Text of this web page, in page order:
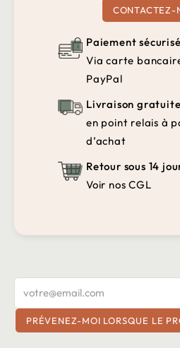
CONTACTEZ-
Paiement sécurisé
Via carte
PayPal
Livraison gratuite
en point relais à
d’achat
Retour sous 14
Voir nos CGL
PRÉVENEZ-MOI LORSQUE LE